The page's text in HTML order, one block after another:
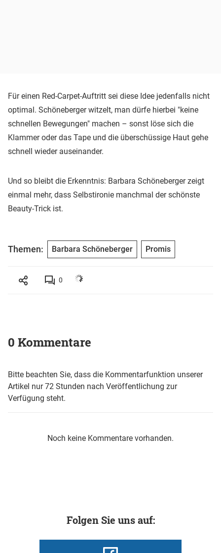
Für einen Red-Carpet-Auftritt sei diese Idee jedenfalls nicht
optimal. Schöneberger witzelt, man dürfe hierbei "keine
schnellen Bewegungen" machen – sonst löse sich die
Klammer oder das Tape und die überschüssige Haut gehe
schnell wieder auseinander.
Und so bleibt die Erkenntnis: Barbara Schöneberger zeigt
einmal mehr, dass Selbstironie manchmal der schönste
Beauty-Trick ist.
Themen: Barbara Schöneberger Promis
0
0 Kommentare
Bitte beachten Sie, dass die Kommentarfunktion unserer
Artikel nur 72 Stunden nach Veröffentlichung zur
Verfügung steht.
Noch keine Kommentare vorhanden.
Folgen Sie uns auf: